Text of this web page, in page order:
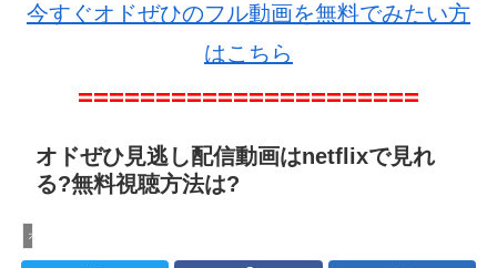
今すぐオドぜひのフル動画を無料でみたい方
はこちら
======================
オドぜひ見逃し配信動画はnetflixで見れ
る?無料視聴方法は?
オドぜひ